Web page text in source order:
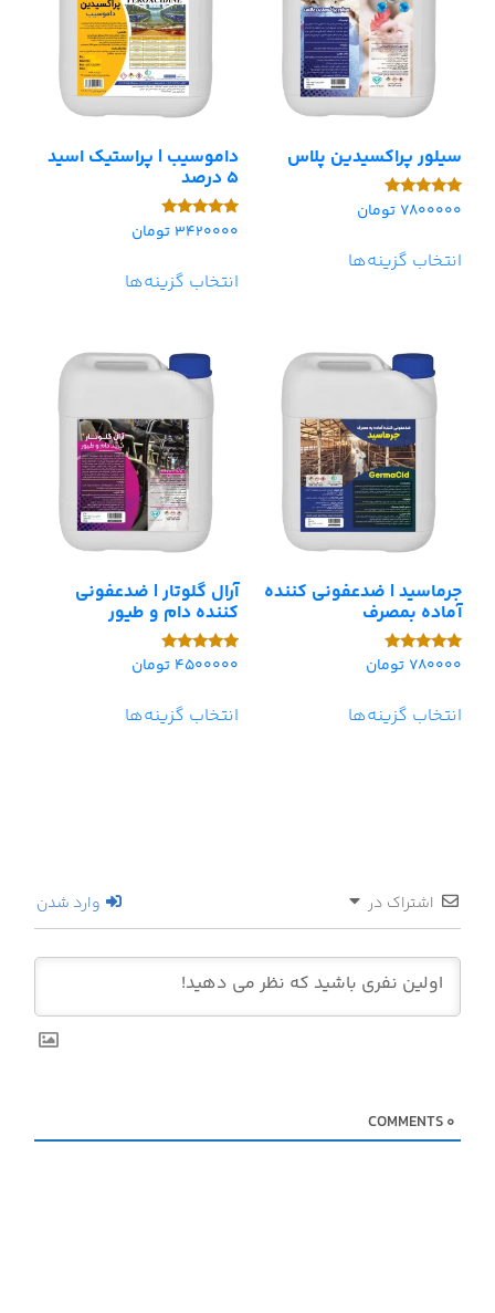
سیلور پراکسیدین پلاس
امتیاز
7800000 تومان
انتخاب گزینه‌ها
داموسیب | پراستیک اسید
5 درصد
امتیاز
3420000 تومان
انتخاب گزینه‌ها
جرماسید | ضدعفونی کننده
آماده بمصرف
امتیاز
780000 تومان
انتخاب گزینه‌ها
آرال گلوتار | ضدعفونی
کننده دام و طیور
امتیاز
4500000 تومان
انتخاب گزینه‌ها
اشتراک در وارد شدن
0